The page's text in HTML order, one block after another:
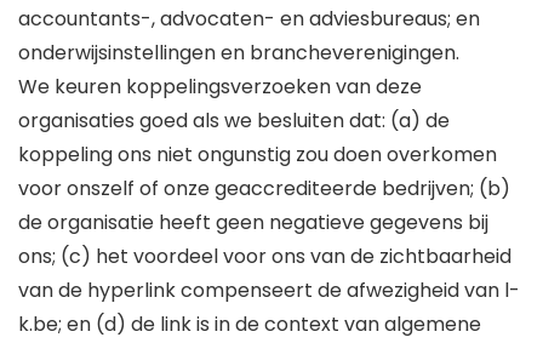
accountants-, advocaten- en adviesbureaus; en
onderwijsinstellingen en brancheverenigingen.
We keuren koppelingsverzoeken van deze
organisaties goed als we besluiten dat: (a) de
koppeling ons niet ongunstig zou doen overkomen
voor onszelf of onze geaccrediteerde bedrijven; (b)
de organisatie heeft geen negatieve gegevens bij
ons; (c) het voordeel voor ons van de zichtbaarheid
van de hyperlink compenseert de afwezigheid van l-
k.be; en (d) de link is in de context van algemene